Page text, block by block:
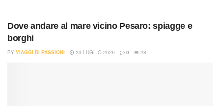
Dove andare al mare vicino Pesaro: spiagge e
borghi
BY VIAGGI DI PASSIONI 23 LUGLIO 2026 0 28